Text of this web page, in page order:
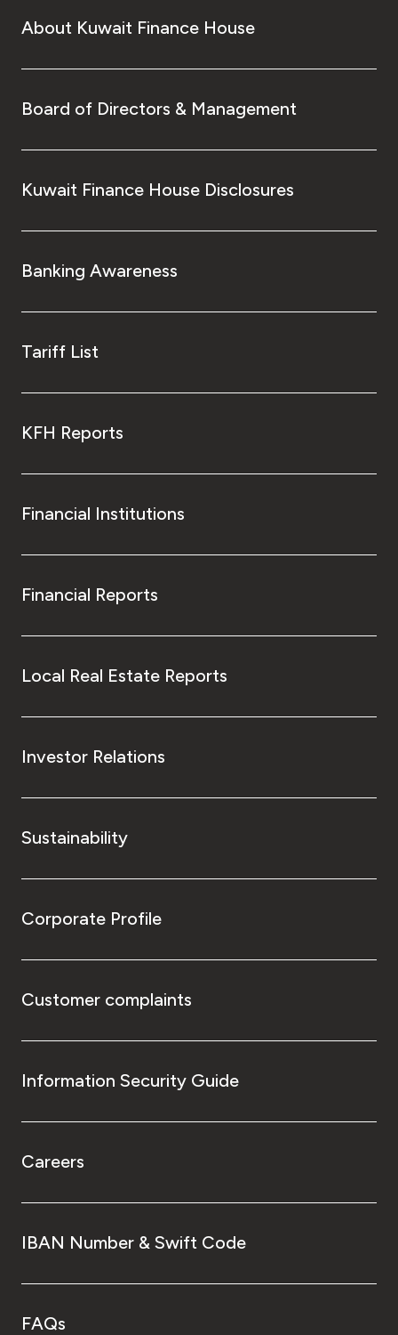
About Kuwait Finance House
Board of Directors & Management
Kuwait Finance House Disclosures
Banking Awareness
Tariff List
KFH Reports
Financial Institutions
Financial Reports
Local Real Estate Reports
Investor Relations
Sustainability
Corporate Profile
Customer complaints
Information Security Guide
Careers
IBAN Number & Swift Code
FAQs